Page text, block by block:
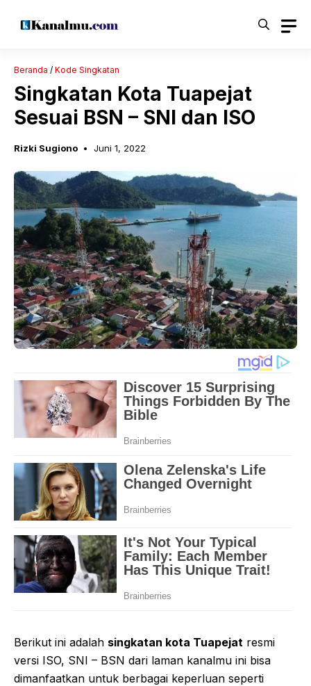
Beranda / Kode Singkatan
Singkatan Kota Tuapejat
Sesuai BSN – SNI dan ISO
Rizki Sugiono Juni 1, 2022
Berikut ini adalah singkatan kota Tuapejat resmi
versi ISO, SNI – BSN dari laman kanalmu ini bisa
dimanfaatkan untuk berbagai keperluan seperti